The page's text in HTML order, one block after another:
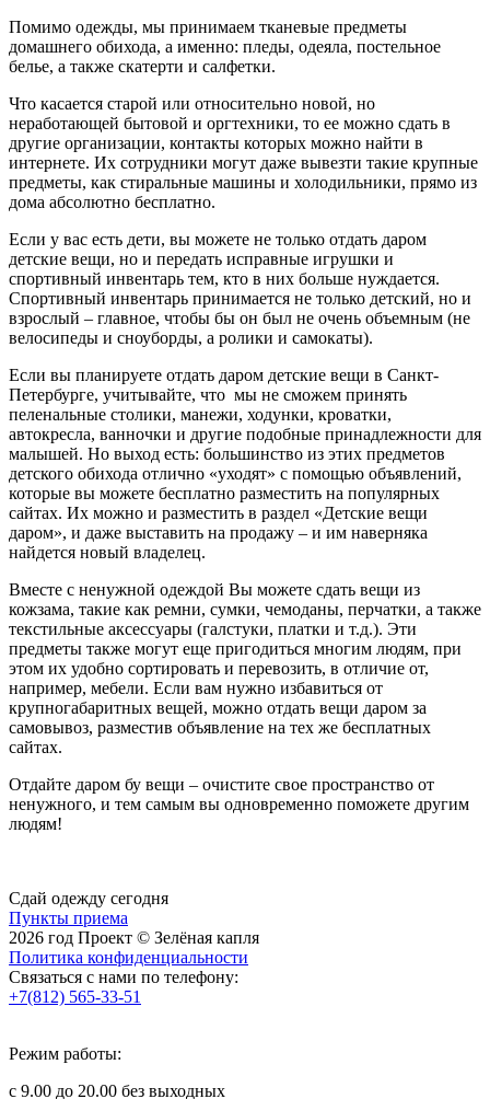
Помимо одежды, мы принимаем тканевые предметы
домашнего обихода, а именно: пледы, одеяла, постельное
белье, а также скатерти и салфетки.
Что касается старой или относительно новой, но
неработающей бытовой и оргтехники, то ее можно сдать в
другие организации, контакты которых можно найти в
интернете. Их сотрудники могут даже вывезти такие крупные
предметы, как стиральные машины и холодильники, прямо из
дома абсолютно бесплатно.
Если у вас есть дети, вы можете не только отдать даром
детские вещи, но и передать исправные игрушки и
спортивный инвентарь тем, кто в них больше нуждается.
Спортивный инвентарь принимается не только детский, но и
взрослый – главное, чтобы бы он был не очень объемным (не
велосипеды и сноуборды, а ролики и самокаты).
Если вы планируете отдать даром детские вещи в Санкт-
Петербурге, учитывайте, что мы не сможем принять
пеленальные столики, манежи, ходунки, кроватки,
автокресла, ванночки и другие подобные принадлежности для
малышей. Но выход есть: большинство из этих предметов
детского обихода отлично «уходят» с помощью объявлений,
которые вы можете бесплатно разместить на популярных
сайтах. Их можно и разместить в раздел «Детские вещи
даром», и даже выставить на продажу – и им наверняка
найдется новый владелец.
Вместе с ненужной одеждой Вы можете сдать вещи из
кожзама, такие как ремни, сумки, чемоданы, перчатки, а также
текстильные аксессуары (галстуки, платки и т.д.). Эти
предметы также могут еще пригодиться многим людям, при
этом их удобно сортировать и перевозить, в отличие от,
например, мебели. Если вам нужно избавиться от
крупногабаритных вещей, можно отдать вещи даром за
самовывоз, разместив объявление на тех же бесплатных
сайтах.
Отдайте даром бу вещи – очистите свое пространство от
ненужного, и тем самым вы одновременно поможете другим
людям!
Сдай одежду сегодня
Пункты приема
2026 год Проект © Зелёная капля
Политика конфиденциальности
Связаться с нами по телефону:
+7(812) 565-33-51
Режим работы:
с 9.00 до 20.00 без выходных